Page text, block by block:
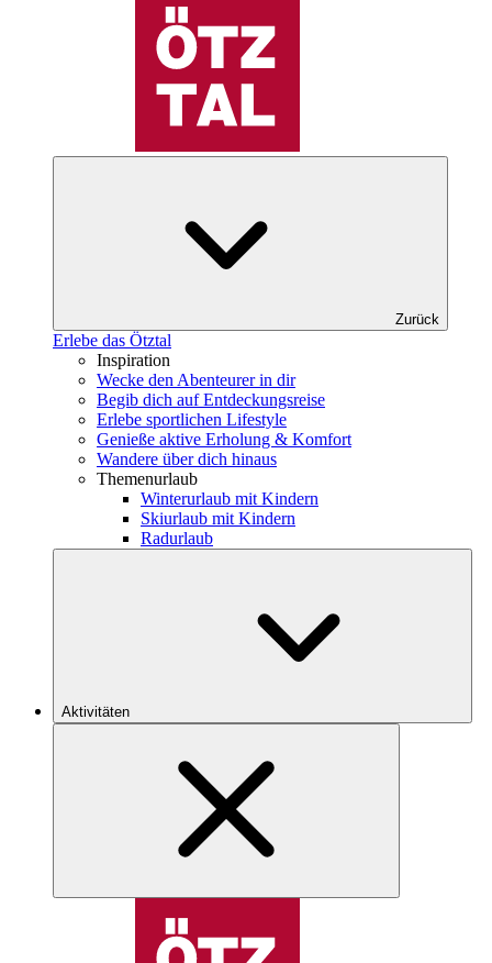
Zurück
Erlebe das Ötztal
Inspiration
Wecke den Abenteurer in dir
Begib dich auf Entdeckungsreise
Erlebe sportlichen Lifestyle
Genieße aktive Erholung & Komfort
Wandere über dich hinaus
Themenurlaub
Winterurlaub mit Kindern
Skiurlaub mit Kindern
Radurlaub
Aktivitäten